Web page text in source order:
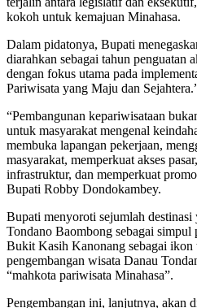
kokoh untuk kemajuan Minahasa.
Dalam pidatonya, Bupati
diarahkan sebagai tahun penguatan
dengan fokus utama pada
Pariwisata yang Maju dan
“Pembangunan kepariwisataan
untuk masyarakat mengenal
membuka lapangan pekerjaan,
masyarakat, memperkuat akses
infrastruktur, dan memperkuat
Bupati Robby Dondokambey.
Bupati menyoroti sejumlah destinasi
Tondano Baombong sebagai simpul
Bukit Kasih Kanonang sebagai ikon
pengembangan wisata Danau
“mahkota pariwisata Minahasa”.
Pengembangan ini, lanjutnya, akan